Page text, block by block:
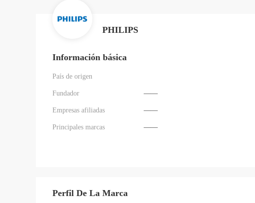
PHILIPS
Información básica
País de origen
Fundador ——
Empresas afiliadas ——
Principales marcas ——
Perfil De La Marca